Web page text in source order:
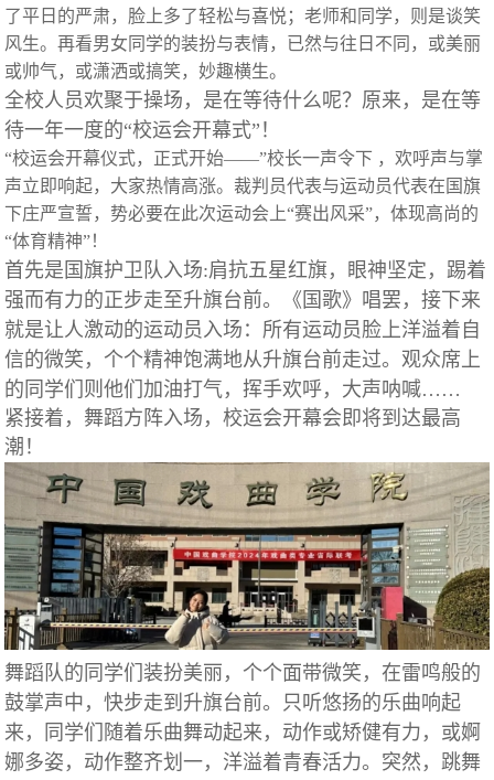
了平日的严肃，脸上多了轻松与喜悦；老师和同学，则是谈笑
风生。再看男女同学的装扮与表情，已然与往日不同，或美丽
或帅气，或潇洒或搞笑，妙趣横生。
全校人员欢聚于操场，是在等待什么呢？原来，是在等
待一年一度的“校运会开幕式”！
“校运会开幕仪式，正式开始——”校长一声令下 ，欢呼声与掌
声立即响起，大家热情高涨。裁判员代表与运动员代表在国旗
下庄严宣誓，势必要在此次运动会上“赛出风采”，体现高尚的
“体育精神”！
首先是国旗护卫队入场:肩抗五星红旗，眼神坚定，踢着
强而有力的正步走至升旗台前。《国歌》唱罢，接下来
就是让人激动的运动员入场：所有运动员脸上洋溢着自
信的微笑，个个精神饱满地从升旗台前走过。观众席上
的同学们则他们加油打气，挥手欢呼，大声呐喊……
紧接着，舞蹈方阵入场，校运会开幕会即将到达最高
潮！
舞蹈队的同学们装扮美丽，个个面带微笑，在雷鸣般的
鼓掌声中，快步走到升旗台前。只听悠扬的乐曲响起
来，同学们随着乐曲舞动起来，动作或矫健有力，或婀
娜多姿，动作整齐划一，洋溢着青春活力。突然，跳舞